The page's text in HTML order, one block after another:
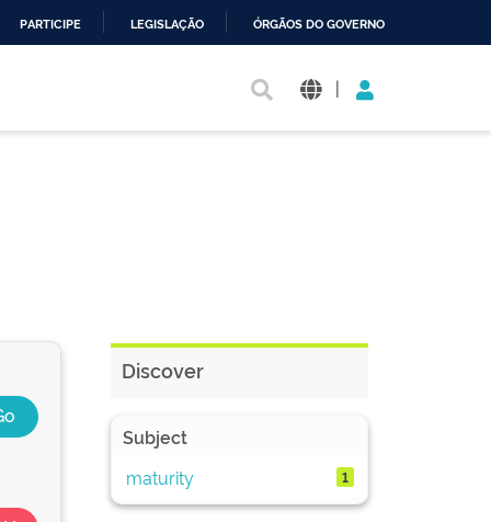
PARTICIPE LEGISLAÇÃO ÓRGÃOS DO GOVERNO
|
Discover
Subject
maturity
1